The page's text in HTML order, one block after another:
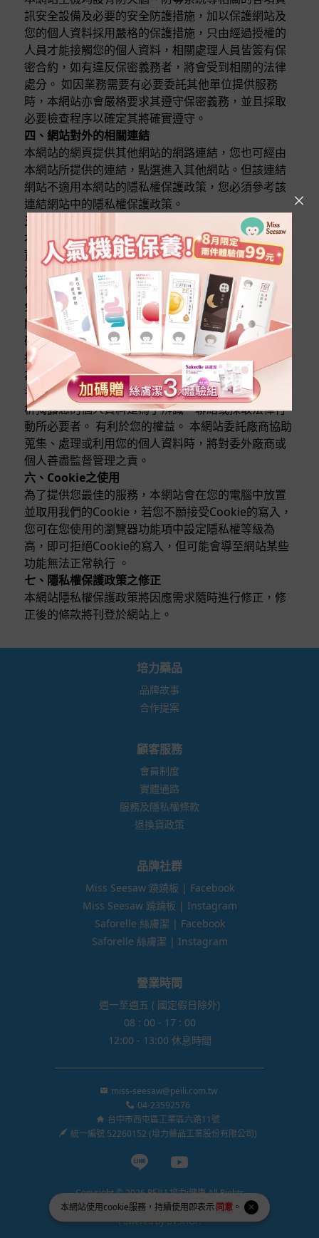
本網站使用cookie服務，持續使用即表示 同意 。
訊安全設備及必要的安全防護措施，加以保護網站及
您的個人資料採用嚴格的保護措施，只由經過授權的
人員才能接觸您的個人資料，相關處理人員皆簽有保
密合約，如有違反保密義務者，將會受到相關的法律
處分。 如因業務需要有必要委託其他單位提供服務
時，本網站亦會嚴格要求其遵守保密義務，並且採取
必要檢查程序以確定其將確實遵守。
四、網站對外的相關連結
本網站的網頁提供其他網站的網路連結，您也可經由
本網站所提供的連結，點選進入其他網站。但該連結
網站不適用本網站的隱私權保護政策，您必須參考該
連結網站中的隱私權保護政策。
五、與第三人共用個人資料之政策
本網站絕不會提供、交換、出租或出售任何您的個人
資料給其他個人、團體、私人企業或公務機關，但有
法律依據或合約義務者，不在此限。 前項但書之情形
包括不限於： 經由您書面同意。 法律明文規定。 為
免除您生命、身體、自由或財產上之危險。 與公務機
關或學術研究機構合作，基於公共利益為統計或學術
研究而有必要，且資料經過提供者處理或蒐集著依其
揭露方式無從識別特定之當事人。 當您在網站的行
為，違反服務條款或可能損害或妨礙網站與其他使用
者權益或導致任何人遭受損害時，經網站管理單位研
析揭露您的個人資料是為了辨識、聯絡或採取法律行
動所必要者。 有利於您的權益。 本網站委託廠商協助
蒐集、處理或利用您的個人資料時，將對委外廠商或
個人善盡監督管理之責。
六、Cookie之使用
為了提供您最佳的服務，本網站會在您的電腦中放置
並取用我們的Cookie，若您不願接受Cookie的寫入，
您可在您使用的瀏覽器功能項中設定隱私權等級為
高，即可拒絕Cookie的寫入，但可能會導至網站某些
功能無法正常執行 。
七、隱私權保護政策之修正
本網站隱私權保護政策將因應需求隨時進行修正，修
正後的條款將刊登於網站上。
培力藥品
品牌故事
合作提案
顧客服務
會員制度
實體通路
服務及隱私權條款
退換貨政策
品牌社群
Miss Seesaw 蹺蹺板 | Facebook
Miss Seesaw 蹺蹺板 | Instagram
Saforelle 絲膚潔 | Facebook
Saforelle 絲膚潔 | Instagram
營業時間
週一至週五 ( 國定假日除外)
08 : 00 - 17 : 00
12:00 - 13:00 休息時間
miss-seesaw@peili.com.tw
04-23592576
台中市西屯區工業區六路11號
統一編號 52260152 (培力藥品工業股份有限公司)
Line pageYoutube page
Copyright © 2026 PEILI 培力i健康 All Rights
Reserved.
Powered byBVSHOP.